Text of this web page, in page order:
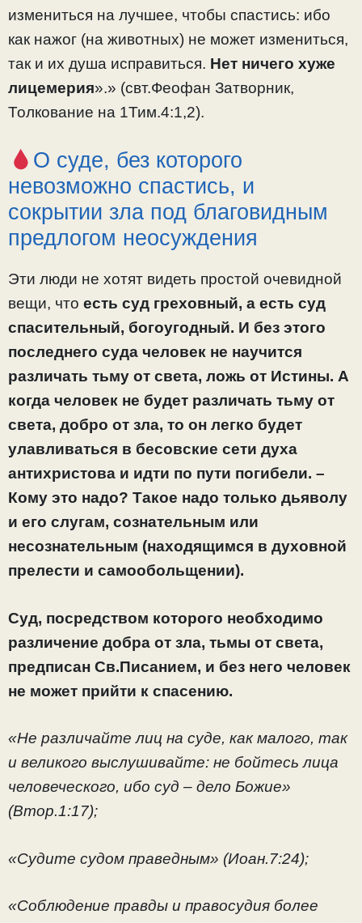
измениться на лучшее, чтобы спастись: ибо
как нажог (на животных) не может измениться,
так и их душа исправиться. Нет ничего хуже
лицемерия».» (свт.Феофан Затворник,
Толкование на 1Тим.4:1,2).
О суде, без которого
невозможно спастись, и
сокрытии зла под благовидным
предлогом неосуждения
Эти люди не хотят видеть простой очевидной
вещи, что есть суд греховный, а есть суд
спасительный, богоугодный. И без этого
последнего суда человек не научится
различать тьму от света, ложь от Истины. А
когда человек не будет различать тьму от
света, добро от зла, то он легко будет
улавливаться в бесовские сети духа
антихристова и идти по пути погибели. –
Кому это надо? Такое надо только дьяволу
и его слугам, сознательным или
несознательным (находящимся в духовной
прелести и самообольщении).
Суд, посредством которого необходимо
различение добра от зла, тьмы от света,
предписан Св.Писанием, и без него человек
не может прийти к спасению.
«Не различайте лиц на суде, как малого, так
и великого выслушивайте: не бойтесь лица
человеческого, ибо суд – дело Божие»
(Втор.1:17);
«Судите судом праведным» (Иоан.7:24);
«Соблюдение правды и правосудия более